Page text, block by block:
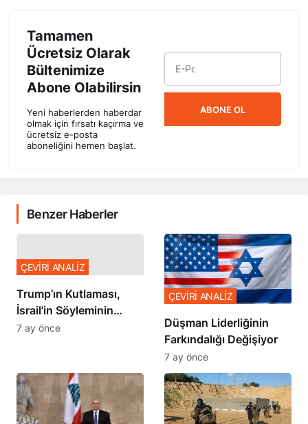
Tamamen
Ücretsiz Olarak
Bültenimize
Abone Olabilirsin
Yeni haberlerden haberdar
olmak için fırsatı kaçırma ve
ücretsiz e-posta
aboneliğini hemen başlat.
ABONE OL
Benzer Haberler
Trump’ın Kutlaması,
İsrail’in Söyleminin
Teyidi
ÇEVİRİ ANALİZ
7 ay önce
Düşman Liderliğinin
Farkındalığı Değişiyor
ÇEVİRİ ANALİZ
7 ay önce